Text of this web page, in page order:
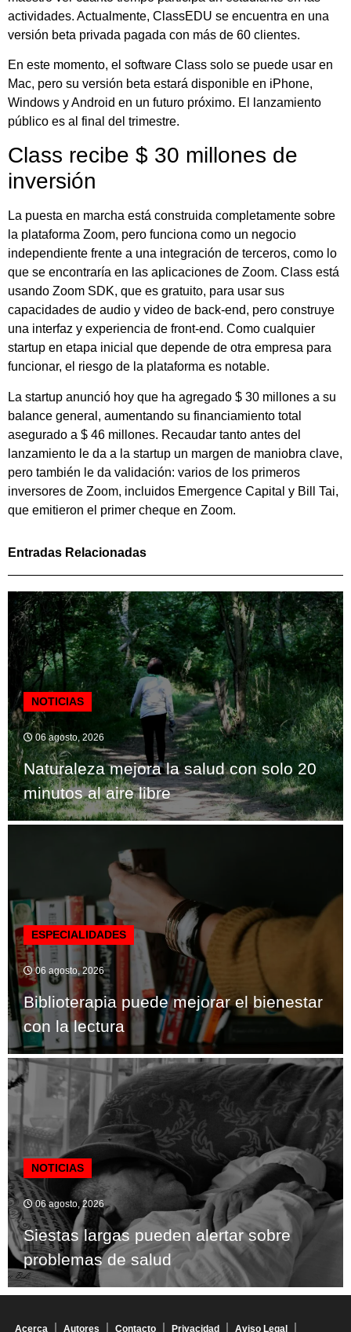
actividades. Actualmente, ClassEDU se encuentra en una
versión beta privada pagada con más de 60 clientes.
En este momento, el software Class solo se puede usar en
Mac, pero su versión beta estará disponible en iPhone,
Windows y Android en un futuro próximo. El lanzamiento
público es al final del trimestre.
Class recibe $ 30 millones de
inversión
La puesta en marcha está construida completamente sobre
la plataforma Zoom, pero funciona como un negocio
independiente frente a una integración de terceros, como lo
que se encontraría en las aplicaciones de Zoom. Class está
usando Zoom SDK, que es gratuito, para usar sus
capacidades de audio y video de back-end, pero construye
una interfaz y experiencia de front-end. Como cualquier
startup en etapa inicial que depende de otra empresa para
funcionar, el riesgo de la plataforma es notable.
La startup anunció hoy que ha agregado $ 30 millones a su
balance general, aumentando su financiamiento total
asegurado a $ 46 millones. Recaudar tanto antes del
lanzamiento le da a la startup un margen de maniobra clave,
pero también le da validación: varios de los primeros
inversores de Zoom, incluidos Emergence Capital y Bill Tai,
que emitieron el primer cheque en Zoom.
Entradas Relacionadas
NOTICIAS
06 agosto, 2026
Naturaleza mejora la salud con solo 20
minutos al aire libre
ESPECIALIDADES
06 agosto, 2026
Biblioterapia puede mejorar el bienestar
con la lectura
NOTICIAS
06 agosto, 2026
Siestas largas pueden alertar sobre
problemas de salud
Acerca Autores Contacto Privacidad Aviso Legal